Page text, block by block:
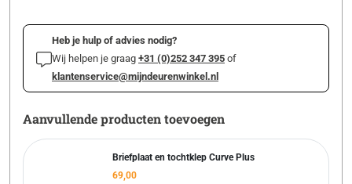
Heb je hulp of advies nodig?
Wij helpen je graag +31 (0)252 347 395 of
klantenservice@mijndeurenwinkel.nl
Aanvullende producten toevoegen
Briefplaat en tochtklep Curve Plus
69,00